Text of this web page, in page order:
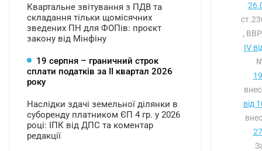
,
IV
від
Квартальне звітування з ПДВ та
складання тільки щомісячних
зведених ПН для ФОПів: проєкт
закону від Мінфіну
19 серпня – граничний строк
сплати податків за ІI квартал 2026
року
Наслідки здачі земельної ділянки в
суборенду платником ЄП 4 гр. у 2026
році: ІПК від ДПС та коментар
редакції